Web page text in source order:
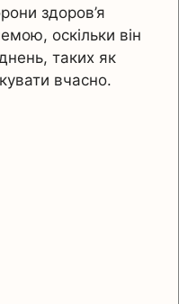
здоров’я
оскільки він
таких як
вчасно.